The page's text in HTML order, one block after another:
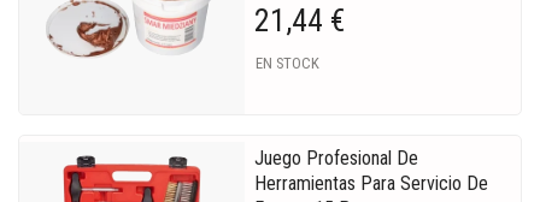
21,44 €
EN STOCK
Juego Profesional De
Herramientas Para Servicio De